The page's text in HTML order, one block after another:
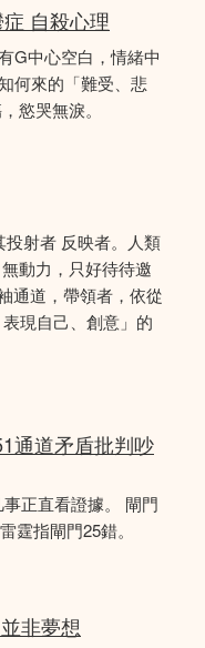
自殺心理
G中心空白，情緒中
何來的「難受、悲
慾哭無淚。
投射者 反映者。人類
動力，只好待待邀
通道，帶領者，依從
現自己、創意」的
通道矛盾批判吵
正直看證據。 閘門
霆指閘門25錯。
非夢想